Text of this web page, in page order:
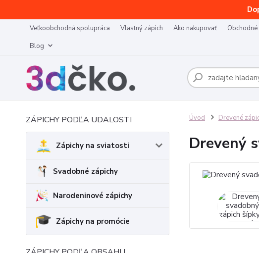
Veľkoobchodná spolupráca Vlastný zápich Ako nakupovať
Blog
ZÁPICHY PODĽA UDALOSTI
Zápichy na sviatosti
Svadobné zápichy
Narodeninové zápichy
Zápichy na promócie
Úvod Drevené
Drevený